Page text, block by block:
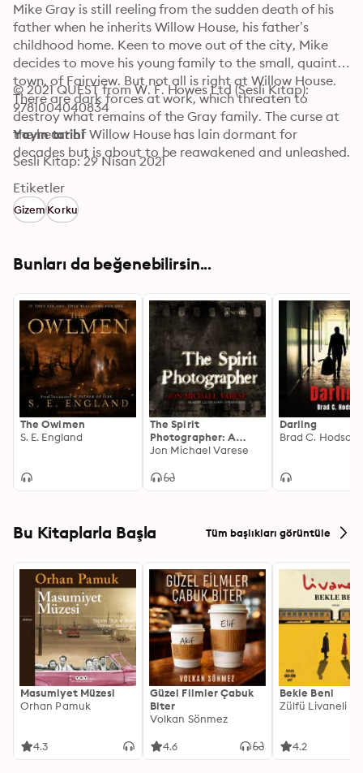
Mike Gray is still reeling from the sudden death of his
father when he inherits Willow House, his father’s
childhood home. Keen to move out of the city, Mike
decides to move his young family to the small, quaint
town, of Fairview. But not all is right at Willow House.
There are dark forces at work, which threaten to
destroy what remains of the Gray family. The curse at
the heart of Willow House has lain dormant for
decades but is about to be reawakened and unleashed.
© 2021 QUEST from W. F. Howes Ltd (Sesli Kitap):
9781004040834
Yayın tarihi
Sesli Kitap: 29 Nisan 2021
Etiketler
GizemKorku
Bunları da beğenebilirsin...
The Owlmen
S. E. England
The Spirit
Photographer: A
Novel
Jon Michael Varese
Darling
Brad C. Hodson
Bu Kitaplarla Başla Tüm başlıkları görüntüle
Masumiyet Müzesi
Orhan Pamuk
4.3
Güzel Filmler Çabuk
Biter
Volkan Sönmez
4.6
Bekle Beni
Zülfü Livaneli
4.2